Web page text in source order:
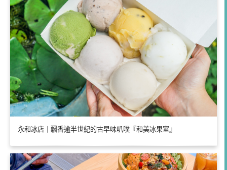
永和冰店｜飄香逾半世紀的古早味叭噗『和美冰果室』